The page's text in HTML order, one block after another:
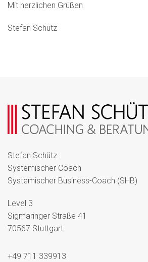
Mit herzlichen Grüßen
Stefan Schütz
Stefan Schütz
Systemischer Coach
Systemischer Business-Coach (SHB)
Level 3
Sigmaringer Straße 41
70567 Stuttgart
+49 711 339913